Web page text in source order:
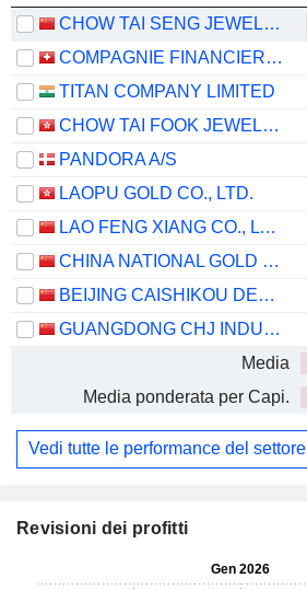
CHOW TAI SENG JEWELLERY CO., LTD.
COMPAGNIE FINANCIERE RICHEMONT
TITAN COMPANY LIMITED
CHOW TAI FOOK JEWELLERY GROUP LIMITED
PANDORA A/S
LAOPU GOLD CO., LTD.
LAO FENG XIANG CO., LTD.
CHINA NATIONAL GOLD GROUP GOLD JEWELLERY CO.,LTD.
BEIJING CAISHIKOU DEPARTMENT STORE CO.,LTD.
GUANGDONG CHJ INDUSTRY CO.,LTD.
Media
Media ponderata per Capi.
Vedi tutte le performance del settore
Revisioni dei profitti